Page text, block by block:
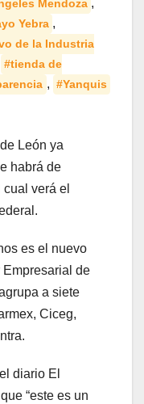
Mendoza ,
Yebra ,
de la Industria
#tienda de
, #Yanquis
León ya
habrá de
verá el
es el nuevo
Empresarial de
a siete
Ciceg,
diario El
“este es un